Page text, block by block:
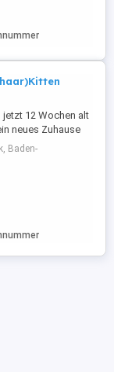
sowie
sich zu
12 Wochen alt
neues Zuhause
2 Mädels da.
sehr verspielt
:-) Bei
sind sie auch
...
Baden-